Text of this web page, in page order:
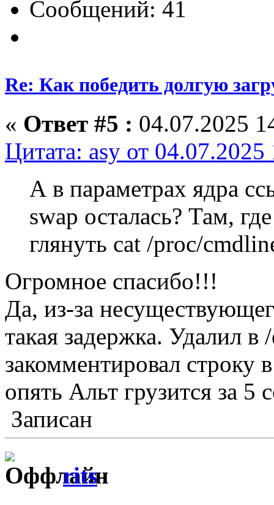
Сообщений: 41
Re: Как победить долгую
« Ответ #5 : 04.07.2025
Цитата: asy от
А в параметрах ядра
swap осталась? Там,
глянуть cat /proc/
Огромное спасибо!!!
Да, из-за
такая задержка. Удалил в
закомментировал строку
опять Альт грузится за 5
Записан
rits